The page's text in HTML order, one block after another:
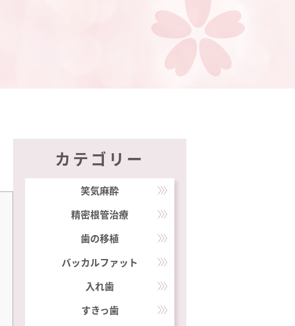
カテゴリー
笑気麻酔
精密根管治療
歯の移植
バッカルファット
入れ歯
すきっ歯